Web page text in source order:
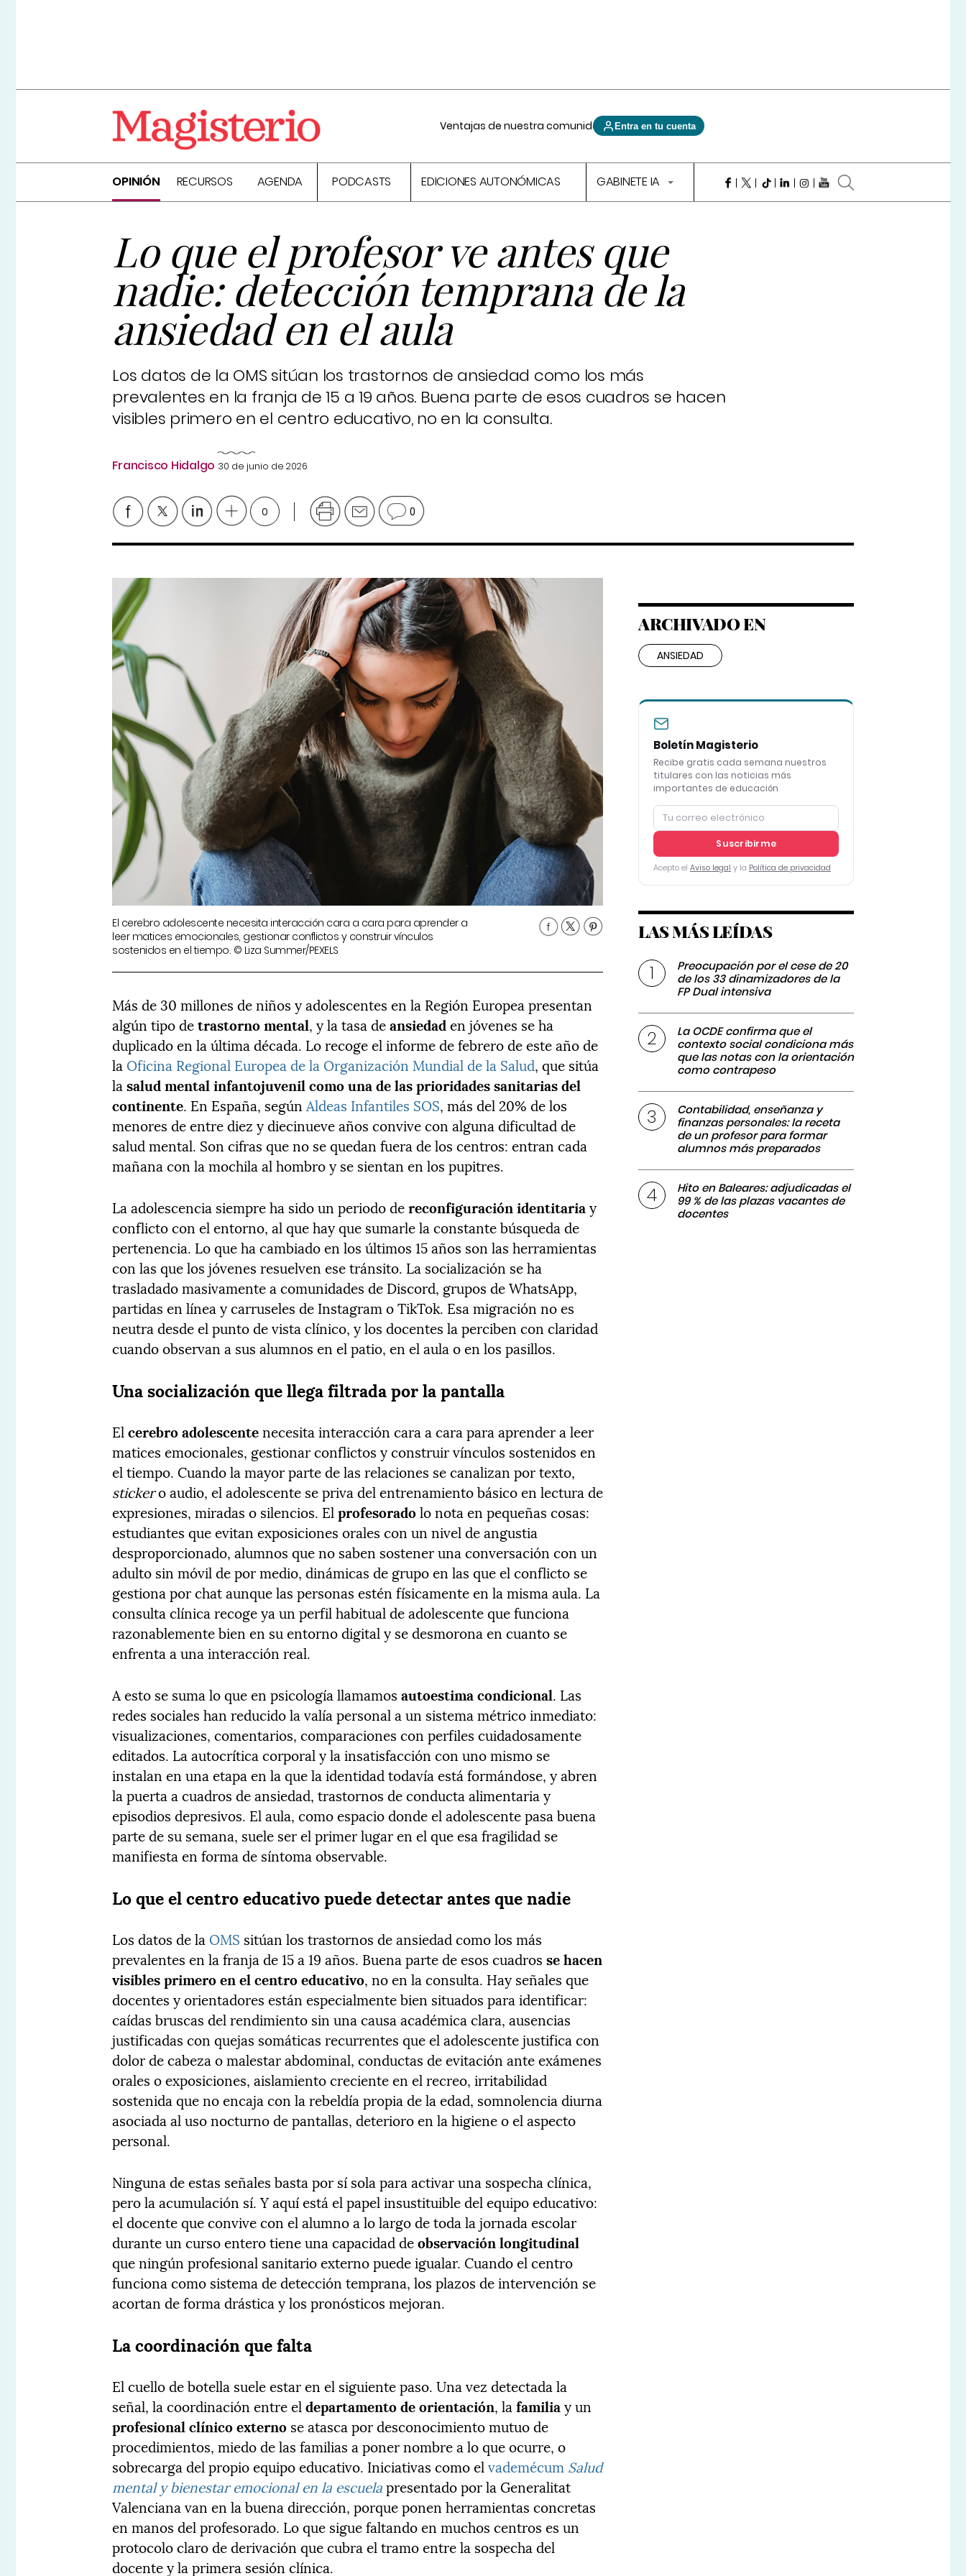
Ventajas de nuestra comunidad Entra en tu cuenta
OPINIÓN RECURSOS AGENDA PODCASTS EDICIONES AUTONÓMICAS GABINETE IA
Lo que el profesor ve antes que
nadie: detección temprana de la
ansiedad en el aula
Los datos de la OMS sitúan los trastornos de ansiedad como los más
prevalentes en la franja de 15 a 19 años. Buena parte de esos cuadros se hacen
visibles primero en el centro educativo, no en la consulta.
Francisco Hidalgo 30 de junio de 2026
0 0
El cerebro adolescente necesita interacción cara a cara para aprender a
leer matices emocionales, gestionar conflictos y construir vínculos
sostenidos en el tiempo. © Liza Summer/PEXELS
Más de 30 millones de niños y adolescentes en la Región Europea presentan
algún tipo detrastorno mental, y la tasa deansiedaden jóvenes se ha
duplicado en la última década. Lo recoge el informe de febrero de este año de
la Oficina Regional Europea de la Organización Mundial de la Salud, que sitúa
lasalud mental infantojuvenil como una de las prioridades sanitarias del
continente. En España, segúnAldeas Infantiles SOS, más del 20% de los
menores de entre diez y diecinueve años convive con alguna dificultad de
salud mental. Son cifras que no se quedan fuera de los centros: entran cada
mañana con la mochila al hombro y se sientan en los pupitres.
La adolescencia siempre ha sido un periodo dereconfiguración identitariay
conflicto con el entorno, al que hay que sumarle la constante búsqueda de
pertenencia. Lo que ha cambiado en los últimos 15 años son las herramientas
con las que los jóvenes resuelven ese tránsito. La socialización se ha
trasladado masivamente a comunidades de Discord, grupos de WhatsApp,
partidas en línea y carruseles de Instagram o TikTok. Esa migración no es
neutra desde el punto de vista clínico, y los docentes la perciben con claridad
cuando observan a sus alumnos en el patio, en el aula o en los pasillos.
Una socialización que llega filtrada por la pantalla
Elcerebro adolescentenecesita interacción cara a cara para aprender a leer
matices emocionales, gestionar conflictos y construir vínculos sostenidos en
el tiempo. Cuando la mayor parte de las relaciones se canalizan por texto,
stickero audio, el adolescente se priva del entrenamiento básico en lectura de
expresiones, miradas o silencios. Elprofesoradolo nota en pequeñas cosas:
estudiantes que evitan exposiciones orales con un nivel de angustia
desproporcionado, alumnos que no saben sostener una conversación con un
adulto sin móvil de por medio, dinámicas de grupo en las que el conflicto se
gestiona por chat aunque las personas estén físicamente en la misma aula. La
consulta clínica recoge ya un perfil habitual de adolescente que funciona
razonablemente bien en su entorno digital y se desmorona en cuanto se
enfrenta a una interacción real.
A esto se suma lo que en psicología llamamosautoestima condicional. Las
redes sociales han reducido la valía personal a un sistema métrico inmediato:
visualizaciones, comentarios, comparaciones con perfiles cuidadosamente
editados. La autocrítica corporal y la insatisfacción con uno mismo se
instalan en una etapa en la que la identidad todavía está formándose, y abren
la puerta a cuadros de ansiedad, trastornos de conducta alimentaria y
episodios depresivos. El aula, como espacio donde el adolescente pasa buena
parte de su semana, suele ser el primer lugar en el que esa fragilidad se
manifiesta en forma de síntoma observable.
Lo que el centro educativo puede detectar antes que nadie
Los datos de la OMS sitúan los trastornos de ansiedad como los más
prevalentes en la franja de 15 a 19 años. Buena parte de esos cuadros se hacen
visibles primero en el centro educativo, no en la consulta. Hay señales que
docentes y orientadores están especialmente bien situados para identificar:
caídas bruscas del rendimiento sin una causa académica clara, ausencias
justificadas con quejas somáticas recurrentes que el adolescente justifica con
dolor de cabeza o malestar abdominal, conductas de evitación ante exámenes
orales o exposiciones, aislamiento creciente en el recreo, irritabilidad
sostenida que no encaja con la rebeldía propia de la edad, somnolencia diurna
asociada al uso nocturno de pantallas, deterioro en la higiene o el aspecto
personal.
Ninguna de estas señales basta por sí sola para activar una sospecha clínica,
pero la acumulación sí. Y aquí está el papel insustituible del equipo educativo:
el docente que convive con el alumno a lo largo de toda la jornada escolar
durante un curso entero tiene una capacidad deobservación longitudinal
que ningún profesional sanitario externo puede igualar. Cuando el centro
funciona como sistema de detección temprana, los plazos de intervención se
acortan de forma drástica y los pronósticos mejoran.
La coordinación que falta
El cuello de botella suele estar en el siguiente paso. Una vez detectada la
señal, la coordinación entre eldepartamento de orientación, lafamiliay un
profesional clínico externo se atasca por desconocimiento mutuo de
procedimientos, miedo de las familias a poner nombre a lo que ocurre, o
sobrecarga del propio equipo educativo. Iniciativas como elvademécum Salud
mental y bienestar emocional en la escuelapresentado por la Generalitat
Valenciana van en la buena dirección, porque ponen herramientas concretas
en manos del profesorado. Lo que sigue faltando en muchos centros es un
protocolo claro de derivación que cubra el tramo entre la sospecha del
docente y la primera sesión clínica.
ARCHIVADO EN
ANSIEDAD
Boletín Magisterio
Recibe gratis cada semana nuestros
titulares con las noticias más
importantes de educación
Suscribirme
Acepto el Aviso legal y la Política de privacidad
LAS MÁS LEÍDAS
Preocupación por el cese de 20
de los 33 dinamizadores de la
FP Dual intensiva
La OCDE confirma que el
contexto social condiciona más
que las notas con la orientación
como contrapeso
Contabilidad, enseñanza y
finanzas personales: la receta
de un profesor para formar
alumnos más preparados
Hito en Baleares: adjudicadas el
99 % de las plazas vacantes de
docentes